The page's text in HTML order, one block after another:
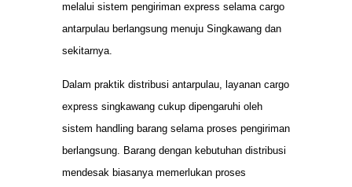
melalui sistem pengiriman express selama cargo
antarpulau berlangsung menuju Singkawang dan
sekitarnya.
Dalam praktik distribusi antarpulau, layanan cargo
express singkawang cukup dipengaruhi oleh
sistem handling barang selama proses pengiriman
berlangsung. Barang dengan kebutuhan distribusi
mendesak biasanya memerlukan proses